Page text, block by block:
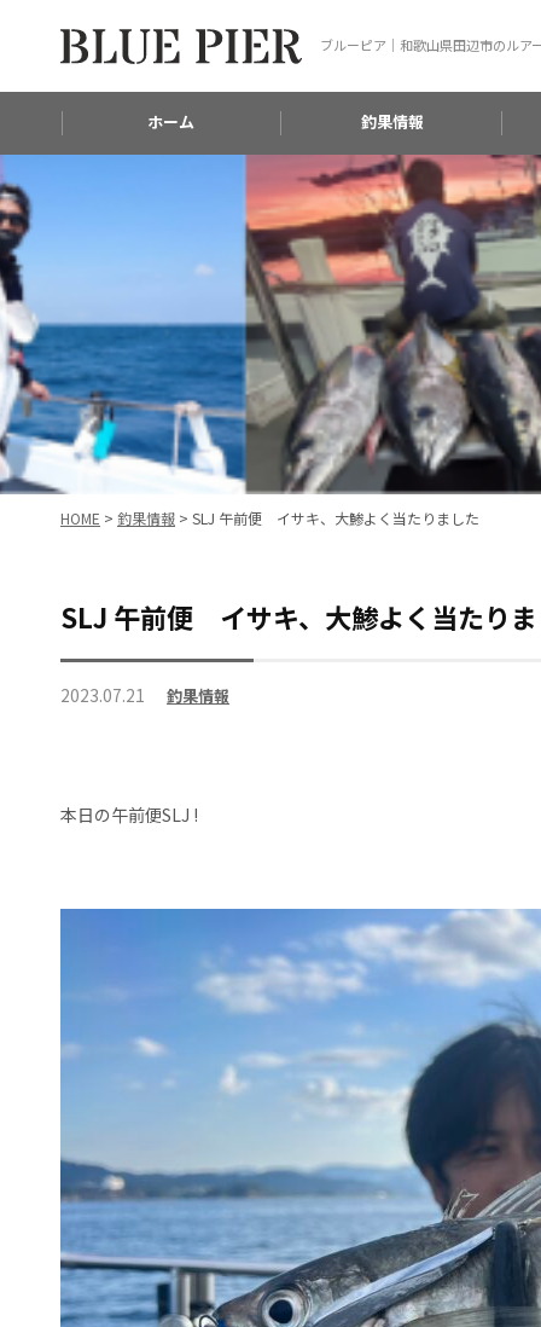
ブルーピア｜和歌山県田辺市のルア
ホーム 釣果情報
HOME > 釣果情報 > SLJ 午前便 イサキ、大鯵よく当たりました
SLJ 午前便 イサキ、大鯵よく当たり
2023.07.21 釣果情報
本日の午前便SLJ !